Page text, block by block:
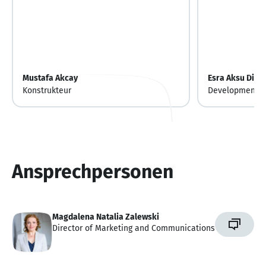
Mustafa Akcay
Konstrukteur
Esra Aksu
Development
Ansprechpersonen
Magdalena Natalia Zalewski
Director of Marketing and Communications